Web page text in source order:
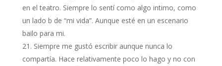
en el teatro. Siempre lo sentí como algo intimo, como
un lado b de “mi vida”. Aunque esté en un escenario
bailo para mi.
Siempre me gustó escribir aunque nunca lo
compartía. Hace relativamente poco lo hago y no con